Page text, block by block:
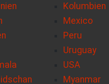
Kolumbien
Mexico
Peru
Uruguay
USA
Myanmar